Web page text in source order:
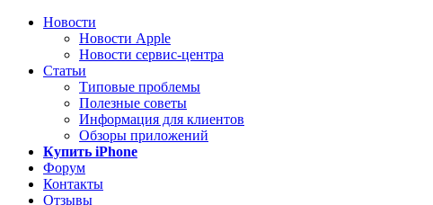
Новости
Новости Apple
Новости сервис-центра
Статьи
Типовые проблемы
Полезные советы
Информация для клиентов
Обзоры приложений
Купить iPhone
Форум
Контакты
Отзывы